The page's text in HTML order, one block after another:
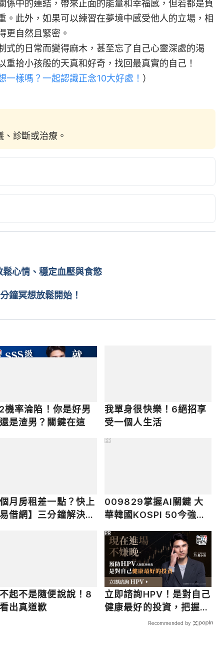
係中的連結，帶來正面的能量和幸福感，但若都是負
。此外，如果可以練習在夢境中感受他人的立場，相
更自然且緊密。
式的日常而變得麻木，甚至忘了自己心靈深處的渴
拾小孩般的天真和好奇，找回最真實的自己！
一樣嗎？一起認識正念10大好處！ ）
診斷或治療。
for a Role of Working Memory in the
a dynamic framework
27654862 Accessed June 16, 2022
of Physicists and Writers Routinely Occur During
心情、穩定血壓與食慾
鐘冥想放鬆開始！
機率淪陷！你是好男
是渣男？關鍵在這
我單身很快樂！6絕招享
受一個人生活
月房租差一點？快上
借網】三分鐘解決燃
009829掌握AI關鍵 大
華韓國KOSPI 50今強勢
PR
起不是隨便說說！8
出真道歉
立即諮詢HPV！是對自己
健康最好的投資，把握現
在不嫌晚！
PR
Recommended by